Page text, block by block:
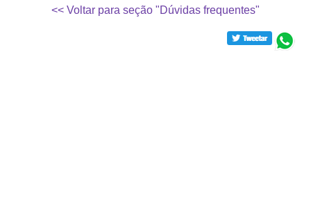
<< Voltar para seção "Dúvidas frequentes"